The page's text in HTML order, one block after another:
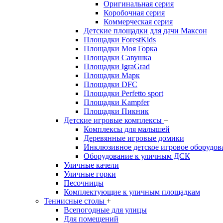
Оригинальная серия
Коробочная серия
Коммерческая серия
Детские площадки для дачи Максон
Площадки ForestKids
Площадки Моя Горка
Площадки Савушка
Площадки IgraGrad
Площадки Марк
Площадки DFC
Площадки Perfetto sport
Площадки Kampfer
Площадки Пикник
Детские игровые комплексы +
Комплексы для малышей
Деревянные игровые домики
Инклюзивное детское игровое
Оборудование к уличным ДСК
Уличные качели
Уличные горки
Песочницы
Комплектующие к уличным площадкам
Теннисные столы +
Всепогодные для улицы
Для помещений